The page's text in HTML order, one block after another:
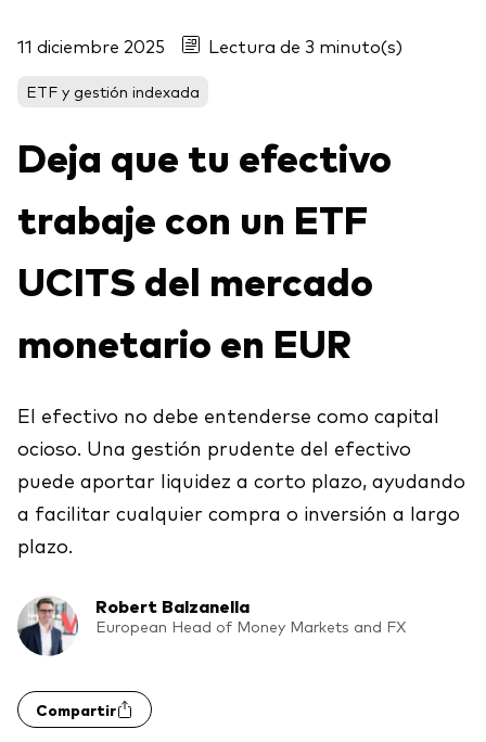
Ver fondos por tipo
Renta fija activa
ETF
Renta fija
Multiactivos
Nuestros productos de inversión
Qué ofrecemos
Renta fija activa
Renta variable
ETF
Renta fija
Multiactivos
Eventos y webinars
Análisis de la exposición a índices
Perspectiva económica y de los
mercados de Vanguard
Centro de Investigación para Asesores
Cuantificando el Adviser's Alpha® de Vanguard
Gran traspaso patrimonial
Coaching conductual
Client Connect
Generación V
11 diciembre 2025 Lectura de 3 minuto(s)
ETF y gestión indexada
Deja que tu efectivo
trabaje con un ETF
UCITS del mercado
monetario en EUR
El efectivo no debe entenderse como capital
ocioso. Una gestión prudente del efectivo
puede aportar liquidez a corto plazo, ayudando
a facilitar cualquier compra o inversión a largo
plazo.
Robert Balzanella
European Head of Money Markets and FX
Compartir